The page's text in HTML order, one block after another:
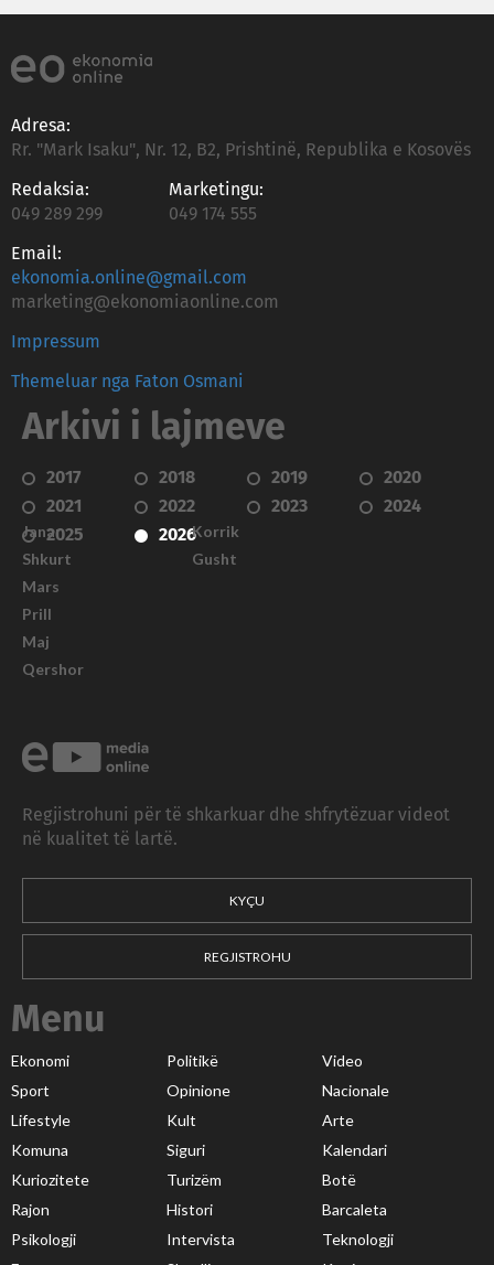
Adresa:
Rr. "Mark Isaku", Nr. 12, B2, Prishtinë, Republika e Kosovës
Redaksia:
049 289 299
Marketingu:
049 174 555
Email:
ekonomia.online@gmail.com
marketing@ekonomiaonline.com
Impressum
Themeluar nga Faton Osmani
Arkivi i lajmeve
2017 2018 2019
2020
2021
2022 2023
2024
2025
2026
Janar
Shkurt
Mars
Prill
Maj
Qershor
Korrik
Gusht
Regjistrohuni për të shkarkuar dhe shfrytëzuar videot
në kualitet të lartë.
KYÇU
REGJISTROHU
Menu
Ekonomi Politikë
Video
Sport
Opinione
Nacionale
Lifestyle
Kult
Arte
Komuna
Siguri
Kalendari
Kuriozitete
Turizëm
Botë
Rajon
Histori
Barcaleta
Psikologji
Intervista
Teknologji